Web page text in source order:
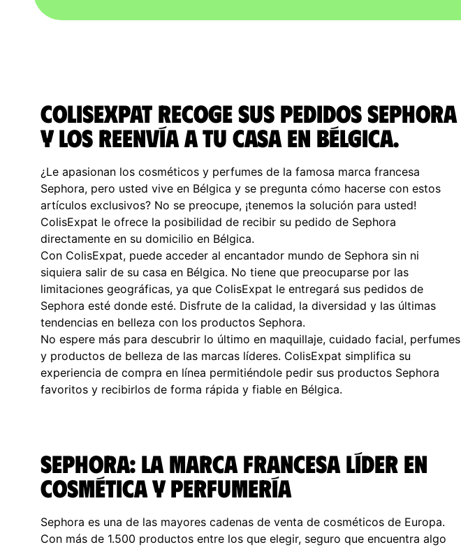
ColisExpat recoge sus pedidos Sephora
y los reenvía a tu casa en Bélgica.
¿Le apasionan los cosméticos y perfumes de la famosa marca francesa
Sephora, pero usted vive en Bélgica y se pregunta cómo hacerse con estos
artículos exclusivos? No se preocupe, ¡tenemos la solución para usted!
ColisExpat le ofrece la posibilidad de recibir su pedido de Sephora
directamente en su domicilio en Bélgica.
Con ColisExpat, puede acceder al encantador mundo de Sephora sin ni
siquiera salir de su casa en Bélgica. No tiene que preocuparse por las
limitaciones geográficas, ya que ColisExpat le entregará sus pedidos de
Sephora esté donde esté. Disfrute de la calidad, la diversidad y las últimas
tendencias en belleza con los productos Sephora.
No espere más para descubrir lo último en maquillaje, cuidado facial, perfumes
y productos de belleza de las marcas líderes. ColisExpat simplifica su
experiencia de compra en línea permitiéndole pedir sus productos Sephora
favoritos y recibirlos de forma rápida y fiable en Bélgica.
Sephora: la marca francesa líder en
cosmética y perfumería
Sephora es una de las mayores cadenas de venta de cosméticos de Europa.
Con más de 1.500 productos entre los que elegir, seguro que encuentra algo